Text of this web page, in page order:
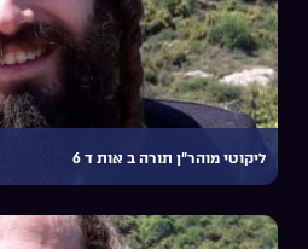
ליקוטי מוהר”ן תורה ב אות ד 6